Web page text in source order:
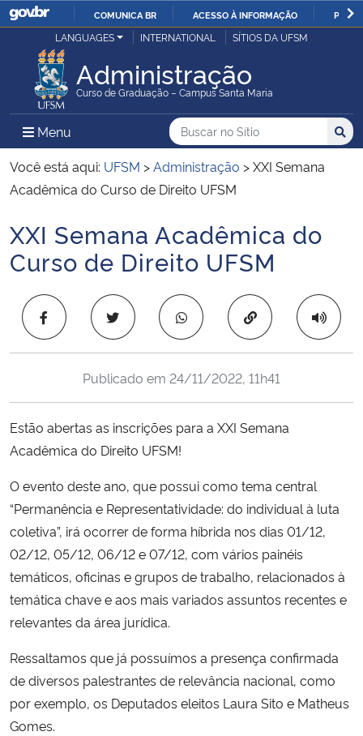
IR
O
COMUNICA BR ACESSO À INFORMAÇÃO
Ministério da Justiça e Segurança Pública
Ministério da Defesa
Ministério das Relações Exteriores
Ministério da Infraestrutura
Ministério da Educação
Ministério da Cidadania
Ministério da Ciência, Tecnologia, Inovações e Comunicações
Ministério do Meio Ambiente
Ministério do Desenvolvimento Regional
Controladoria-Geral da União
Ministério da Mulher, da Família e dos Direitos Humanos
LANGUAGES INTERNATIONAL SÍTIOS DA UFSM
Administração
Curso de Graduação – Campus Santa Maria
Menu Menu Principal do Sítio
Busca
Buscar no no Sítio
Busca:
Você está aqui: UFSM >Administração >XXI Semana
Acadêmica do Curso de Direito UFSM
Início do conteúdo
XXI Semana Acadêmica do
Curso de Direito UFSM
Copiar para área
Publicado em 24/11/2022, 11h41
Estão abertas as inscrições para a XXI Semana
Acadêmica do Direito UFSM!
O evento deste ano, que possui como tema central
“Permanência e Representatividade: do individual à luta
coletiva”, irá ocorrer de forma híbrida nos dias 01/12,
02/12, 05/12, 06/12 e 07/12, com vários painéis
temáticos, oficinas e grupos de trabalho, relacionados à
temática chave e aos mais variados assuntos recentes e
relevantes da área jurídica.
Ressaltamos que já possuímos a presença confirmada
de diversos palestrantes de relevância nacional, como
por exemplo, os Deputados eleitos Laura Sito e Matheus
Gomes.